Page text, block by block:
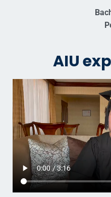
AIU